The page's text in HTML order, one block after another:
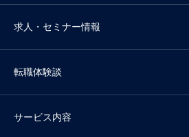
求人・セミナー情報
転職体験談
サービス内容